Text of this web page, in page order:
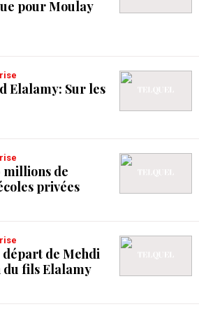
pour Moulay
Elalamy: Sur les
millions de
privées
départ de Mehdi
du fils Elalamy